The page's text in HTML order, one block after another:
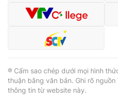
® Cấm sao chép dưới mọi hình
thuận bằng văn bản. Ghi rõ
thông tin từ website này.